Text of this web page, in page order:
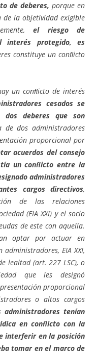
de deberes, porque en
de la objetividad exigible
el riesgo de
interés protegido, es
constituye un conﬂicto
un conﬂicto de interés
cesados se
dos deberes que son
de dos administradores
proporcional por
acuerdos del consejo
un conﬂicto entre la
administradores
cargos directivos,
de las relaciones
(EIA XXI) y el socio
de este con aquella.
optar por actuar en
EIA XXI,
lealtad (art. 227 LSC), o
que les designó
proporcional
o altos cargos
administradores tenían
en conﬂicto con la
interferir en la posición
tomar en el marco de